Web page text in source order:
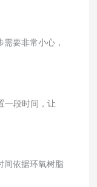
要非常小心，
一段时间，让
间依据环氧树脂